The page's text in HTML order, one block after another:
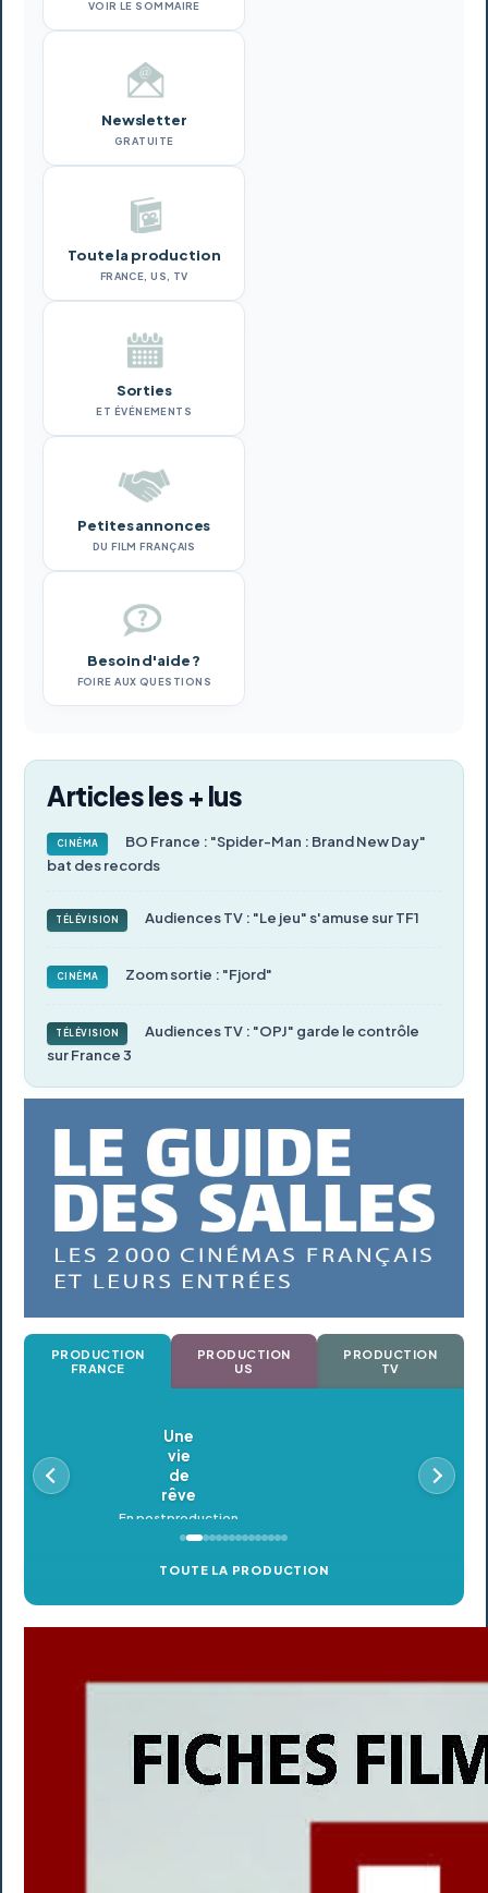
VOIR LE SOMMAIRE
Newsletter
GRATUITE
Toute la production
FRANCE, US, TV
Sorties
ET ÉVÉNEMENTS
Petites annonces
DU FILM FRANÇAIS
Besoin d'aide ?
FOIRE AUX QUESTIONS
Articles les + lus
CINÉMA
BO France : "Spider-Man : Brand New Day"
bat des records
TÉLÉVISION Audiences TV : "Le jeu" s'amuse sur TF1
CINÉMA Zoom sortie : "Fjord"
TÉLÉVISION
Audiences TV : "OPJ" garde le contrôle
sur France 3
PRODUCTION
FRANCE
PRODUCTION
US
PRODUCTION
TV
Oldeupe
En postproduction
TOUTE LA PRODUCTION